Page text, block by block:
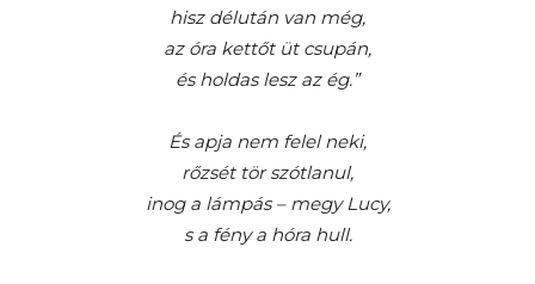
hisz délután van még,
az óra kettőt üt csupán,
és holdas lesz az ég.”
És apja nem felel neki,
rőzsét tör szótlanul,
inog a lámpás – megy Lucy,
s a fény a hóra hull.